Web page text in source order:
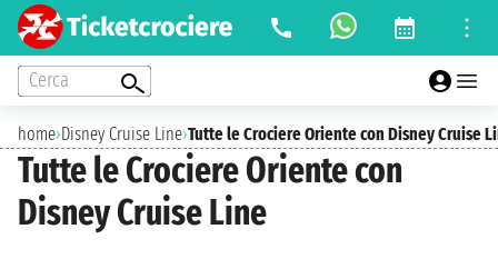
Cerca
home›Disney Cruise Line›Tutte le Crociere Oriente con Disney Cruise
Tutte le Crociere Oriente con
Disney Cruise Line